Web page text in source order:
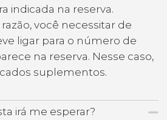
indicada na reserva.
você necessitar de
ligar para o número de
na reserva. Nesse caso,
suplementos.
irá me esperar?